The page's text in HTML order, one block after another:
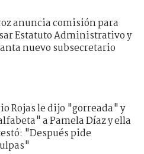
anuncia comisión para
Estatuto Administrativo y
nuevo subsecretario
Rojas le dijo "gorreada" y
a Pamela Díaz y ella
"Después pide